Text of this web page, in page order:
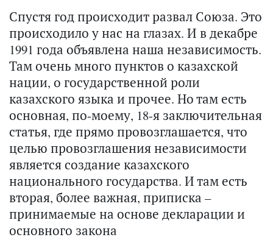
Спустя год происходит развал Союза. Это
происходило у нас на глазах. И в декабре
1991 года объявлена наша независимость.
Там очень много пунктов о казахской
нации, о государственной роли
казахского языка и прочее. Но там есть
основная, по-моему, 18-я заключительная
статья, где прямо провозглашается, что
целью провозглашения независимости
является создание казахского
национального государства. И там есть
вторая, более важная, приписка –
принимаемые на основе декларации и
основного закона